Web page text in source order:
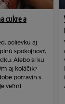
cukre a
polievku aj
spokojnosť,
Alebo si ku
aj koláčik?
potravín s
veľmi